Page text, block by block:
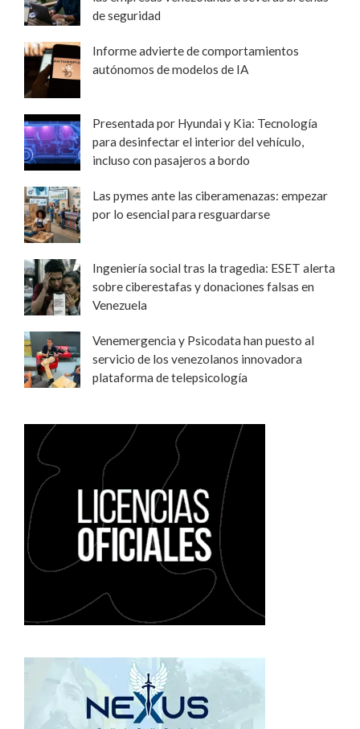
de seguridad
Informe advierte de comportamientos
autónomos de modelos de IA
Presentada por Hyundai y Kia: Tecnología
para desinfectar el interior del vehículo,
incluso con pasajeros a bordo
Las pymes ante las ciberamenazas: empezar
por lo esencial para resguardarse
Ingeniería social tras la tragedia: ESET alerta
sobre ciberestafas y donaciones falsas en
Venezuela
Venemergencia y Psicodata han puesto al
servicio de los venezolanos innovadora
plataforma de telepsicología